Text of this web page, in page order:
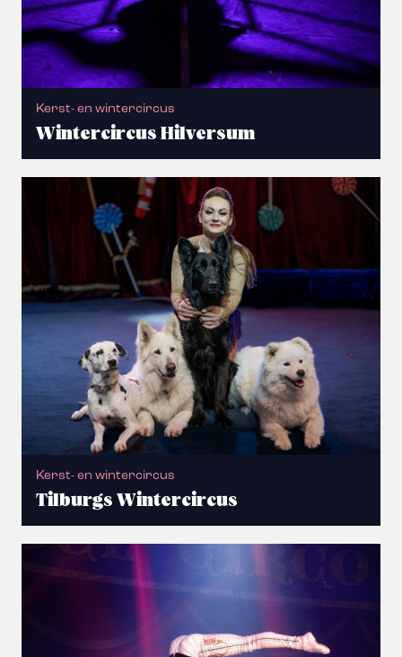
Kerst- en wintercircus
Wintercircus Hilversum
Kerst- en wintercircus
Tilburgs Wintercircus